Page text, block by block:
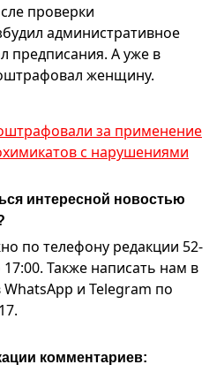
проверки
административное
предписания. А уже в
женщину.
за применение
с нарушениями
интересной новостью
по телефону редакции 52-
17:00. Также написать нам в
и Telegram по
комментариев: